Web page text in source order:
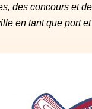
des concours et
en tant que port